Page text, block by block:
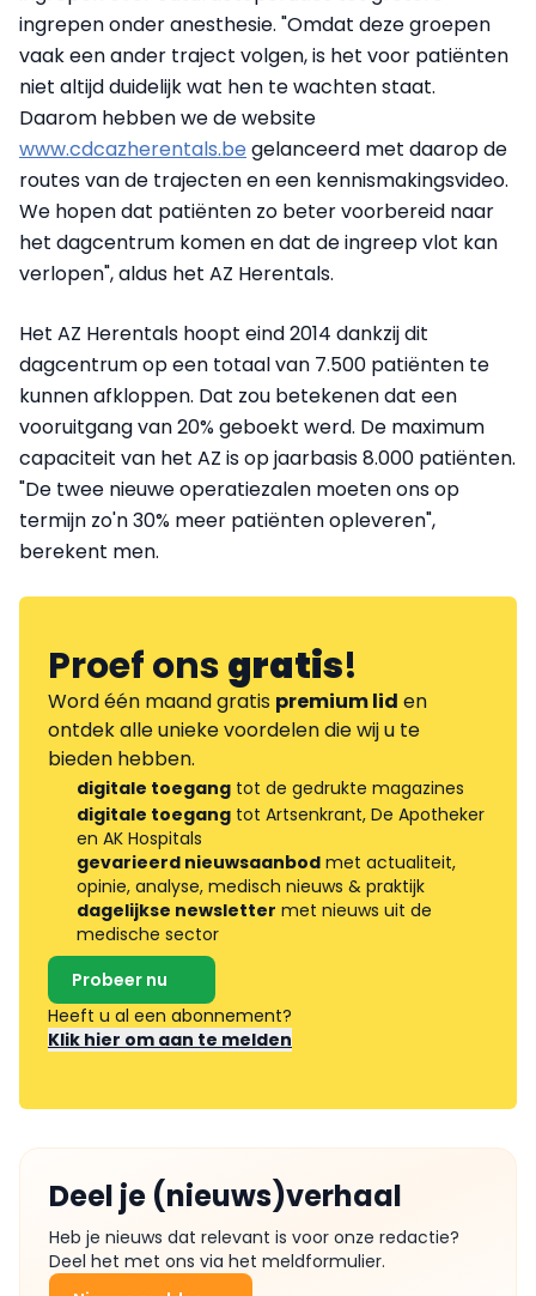
ingrepen onder anesthesie. "Omdat deze groepen
vaak een ander traject volgen, is het voor patiënten
niet altijd duidelijk wat hen te wachten staat.
Daarom hebben we de website
www.cdcazherentals.be gelanceerd met daarop de
routes van de trajecten en een kennismakingsvideo.
We hopen dat patiënten zo beter voorbereid naar
het dagcentrum komen en dat de ingreep vlot kan
verlopen", aldus het AZ Herentals.
Het AZ Herentals hoopt eind 2014 dankzij dit
dagcentrum op een totaal van 7.500 patiënten te
kunnen afkloppen. Dat zou betekenen dat een
vooruitgang van 20% geboekt werd. De maximum
capaciteit van het AZ is op jaarbasis 8.000 patiënten.
"De twee nieuwe operatiezalen moeten ons op
termijn zo'n 30% meer patiënten opleveren",
berekent men.
Proef onsgratis!
Word één maand gratis premium lid en
ontdek alle unieke voordelen die wij u te
bieden hebben.
digitale toegang tot de gedrukte magazines
digitale toegang tot Artsenkrant, De Apotheker
en AK Hospitals
gevarieerd nieuwsaanbod met actualiteit,
opinie, analyse, medisch nieuws & praktijk
dagelijkse newsletter met nieuws uit de
medische sector
Probeer nu
Heeft u al een abonnement?
Klik hier om aan te melden
Deel je (nieuws)verhaal
Heb je nieuws dat relevant is voor onze redactie?
Deel het met ons via het meldformulier.